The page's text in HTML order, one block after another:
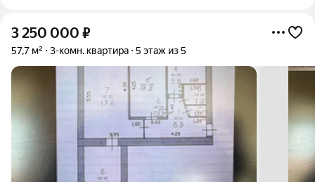
3 250 000 ₽
57,7 м² 3-комн. квартира 5 этаж из 5